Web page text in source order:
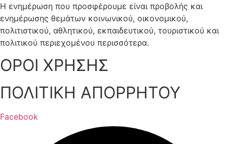
Η ενημέρωση που προσφέρουμε είναι προβολής και
ενημέρωσης θεμάτων κοινωνικού, οικονομικού,
πολιτιστικού, αθλητικού, εκπαιδευτικού, τουριστικού και
πολιτικού περιεχομένου περισσότερα.
ΟΡΟΙ ΧΡΗΣΗΣ
ΠΟΛΙΤΙΚΗ ΑΠΟΡΡΗΤΟΥ
Facebook